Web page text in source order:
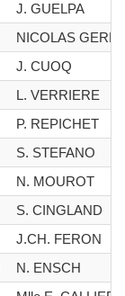
J. GUELPA
NICOLAS
J. CUOQ
L. VERRIERE
P. REPICHET
S. STEFANO
N. MOUROT
S. CINGLAND
J.CH. FERON
N. ENSCH